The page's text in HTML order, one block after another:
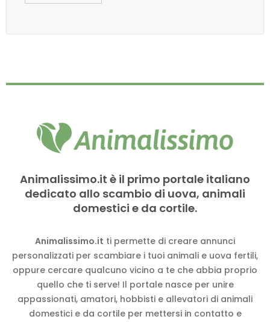
Animalissimo.it è il primo portale italiano
dedicato allo scambio di uova, animali
domestici e da cortile.
Animalissimo.it ti permette di creare annunci
personalizzati per scambiare i tuoi animali e uova fertili,
oppure cercare qualcuno vicino a te che abbia proprio
quello che ti serve! Il portale nasce per unire
appassionati, amatori, hobbisti e allevatori di animali
domestici e da cortile per mettersi in contatto e